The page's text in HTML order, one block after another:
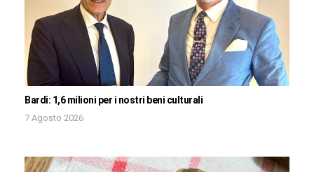
Bardi: 1,6 milioni per i nostri beni culturali
7 Agosto 2026